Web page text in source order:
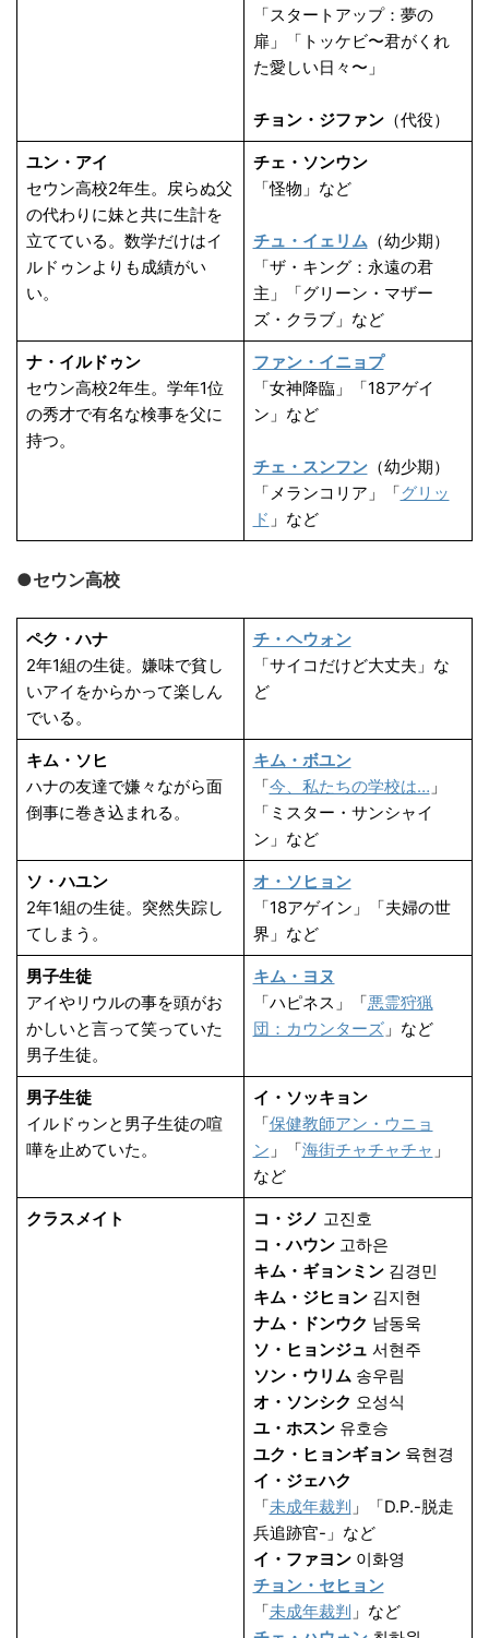
「スタートアップ：夢の
扉」「トッケビ〜君がくれ
た愛しい日々〜」
チョン・ジファン（代役）
ユン・アイ
セウン高校2年生。戻らぬ父
の代わりに妹と共に生計を
立てている。数学だけはイ
ルドゥンよりも成績がい
い。
チェ・ソンウン
「怪物」など
チュ・イェリム （幼少期）
「ザ・キング：永遠の君
主」「グリーン・マザー
ズ・クラブ」など
ナ・イルドゥン
セウン高校2年生。学年1位
の秀才で有名な検事を父に
持つ。
ファン・イニョプ
「女神降臨」「18アゲイ
ン」など
チェ・スンフン（幼少期）
「メランコリア」「グリッ
ド 」など
●セウン高校
ペク・ハナ
2年1組の生徒。嫌味で貧し
いアイをからかって楽しん
でいる。
チ・ヘウォン
「サイコだけど大丈夫」な
ど
キム・ソヒ
ハナの友達で嫌々ながら面
倒事に巻き込まれる。
キム・ボユン
「今、私たちの学校は… 」
「ミスター・サンシャイ
ン」など
ソ・ハユン
2年1組の生徒。突然失踪し
てしまう。
オ・ソヒョン
「18アゲイン」「夫婦の世
界」など
男子生徒
アイやリウルの事を頭がお
かしいと言って笑っていた
男子生徒。
キム・ヨヌ
「ハピネス」「悪霊狩猟
団：カウンターズ」など
男子生徒
イルドゥンと男子生徒の喧
嘩を止めていた。
イ・ソッキョン
「保健教師アン・ウニョ
ン 」「海街チャチャチャ 」
など
クラスメイト コ・ジノ 고진호
コ・ハウン고하은
キム・ギョンミン김경민
キム・ジヒョン김지현
ナム・ドンウク 남동욱
ソ・ヒョンジュ 서현주
ソン・ウリム 송우림
オ・ソンシク 오성식
ユ・ホスン유호승
ユク・ヒョンギョン육현경
イ・ジェハク
「未成年裁判 」「D.P.-脱走
兵追跡官-」など
イ・ファヨン이화영
チョン・セヒョン
「未成年裁判 」など